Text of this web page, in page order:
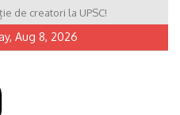
de creatori la UPSC!
Aug 8, 2026